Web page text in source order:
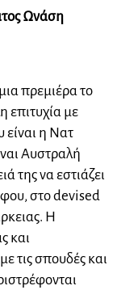
Ωνάση
πρεμιέρα το
επιτυχία με
είναι η Νατ
Αυστραλή
της να εστιάζει
στο devised
Η
και
τις σπουδές και